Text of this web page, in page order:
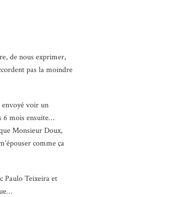
de nous exprimer,
pas la moindre
envoyé voir un
6 mois ensuite…
Monsieur Doux,
comme ça
Paulo Teixeira et